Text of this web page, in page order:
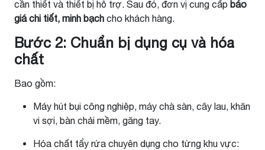
cần thiết và thiết bị hỗ trợ. Sau đó, đơn vị cung cấp báo
giá chi tiết, minh bạch cho khách hàng.
Bước 2: Chuẩn bị dụng cụ và hóa
chất
Bao gồm:
Máy hút bụi công nghiệp, máy chà sàn, cây lau, khăn
vi sợi, bàn chải mềm, găng tay.
Hóa chất tẩy rửa chuyên dụng cho từng khu vực: